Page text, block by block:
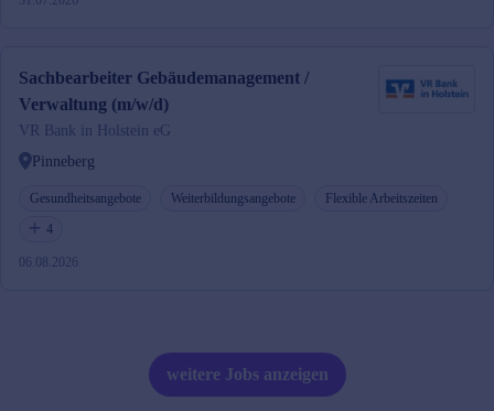
Sachbearbeiter Gebäudemanagement /
Verwaltung (m/w/d)
VR Bank in Holstein eG
Pinneberg
Gesundheitsangebote Weiterbildungsangebote
Flexible Arbeitszeiten
4
06.08.2026
weitere Jobs anzeigen